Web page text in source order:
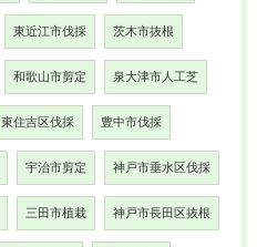
東近江市伐採 茨木市抜根
和歌山市剪定 泉大津市人工芝
東住吉区伐採 豊中市伐採
宇治市剪定 神戸市垂水区伐採
三田市植栽 神戸市長田区抜根